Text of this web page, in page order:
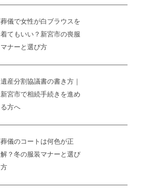
葬儀で女性が白ブラウスを
着てもいい？新宮市の喪服
マナーと選び方
遺産分割協議書の書き方｜
新宮市で相続手続きを進め
る方へ
葬儀のコートは何色が正
解？冬の服装マナーと選び
方